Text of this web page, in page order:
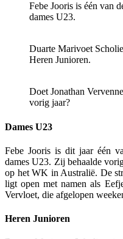
Febe Jooris is één van
dames U23.
Duarte Marivoet
Heren Junioren.
Doet Jonathan
vorig jaar?
Dames U23
Febe Jooris is dit jaar één
dames U23. Zij behaalde
op het WK in Australië. De
ligt open met namen als
Vervloet, die afgelopen
Heren Junioren